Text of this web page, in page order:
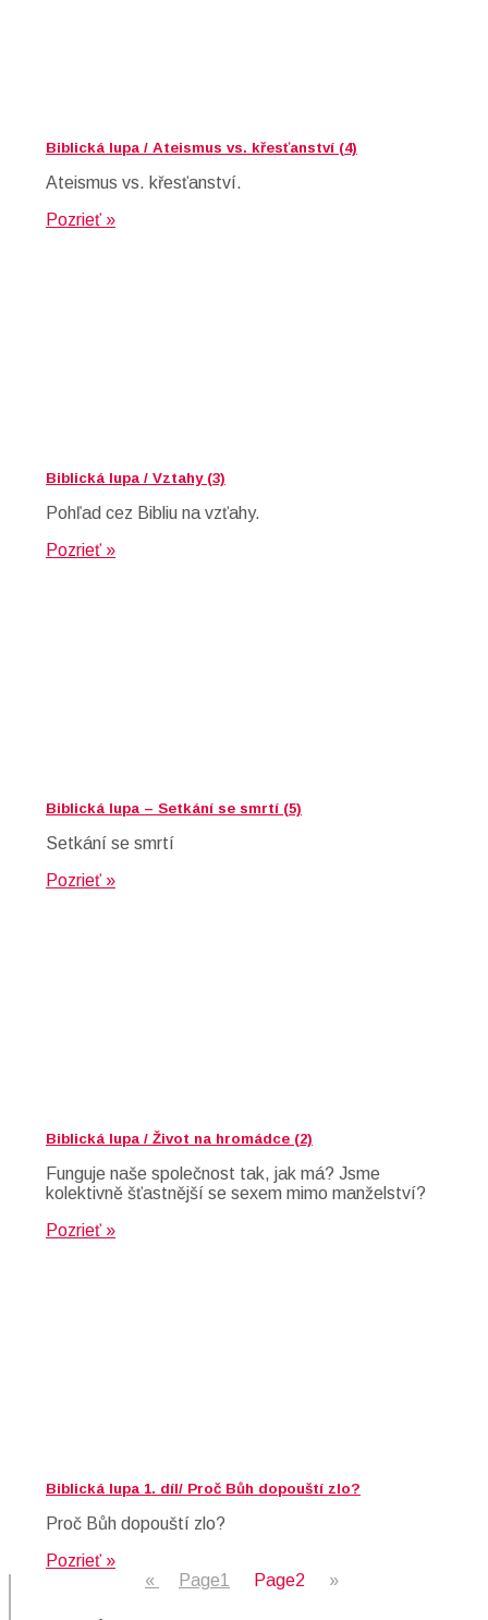
Biblická lupa / Ateismus vs. křesťanství (4)
Ateismus vs. křesťanství.
Pozrieť »
Biblická lupa / Vztahy (3)
Pohľad cez Bibliu na vzťahy.
Pozrieť »
Biblická lupa – Setkání se smrtí (5)
Setkání se smrtí
Pozrieť »
Biblická lupa / Život na hromádce (2)
Funguje naše společnost tak, jak má? Jsme
kolektivně šťastnější se sexem mimo manželství?
Pozrieť »
Biblická lupa 1. díl/ Proč Bůh dopouští zlo?
Proč Bůh dopouští zlo?
Pozrieť »
«
Page1 Page2 »